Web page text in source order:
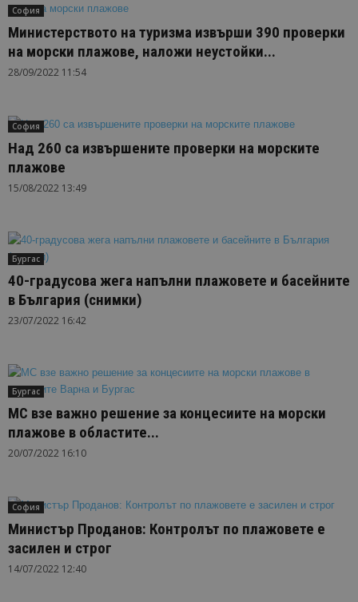
София
Министерството на туризма извърши 390 проверки
на морски плажове, наложи неустойки...
28/09/2022 11:54
София
Над 260 са извършените проверки на морските
плажове
15/08/2022 13:49
Бургас
40-градусова жега напълни плажовете и басейните
в България (снимки)
23/07/2022 16:42
Бургас
МС взе важно решение за концесиите на морски
плажове в областите...
20/07/2022 16:10
София
Министър Проданов: Контролът по плажовете е
засилен и строг
14/07/2022 12:40